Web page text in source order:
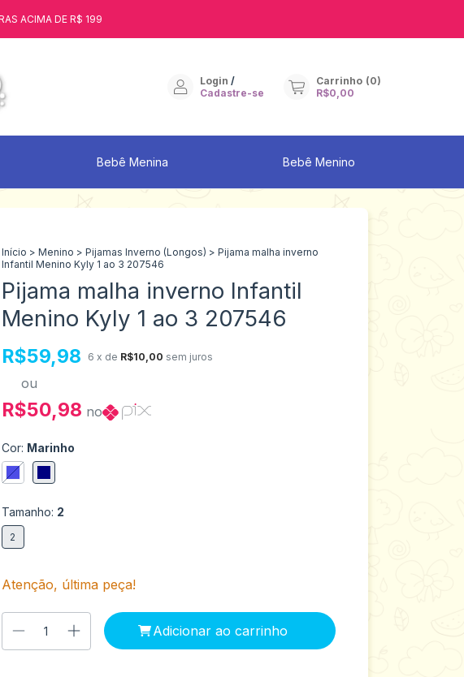
ACIMA DE R$ 199
Login /
Cadastre-se
Carrinho (0)
R$0,00
Bebê Menina Bebê Menino
Início > Menino > Pijamas Inverno (Longos) > Pijama malha inverno
Infantil Menino Kyly 1 ao 3 207546
Pijama malha inverno Infantil
Menino Kyly 1 ao 3 207546
R$59,98 6 x de R$10,00 sem juros
ou
R$50,98 no
Cor: Marinho
Tamanho: 2
2
Atenção, última peça!